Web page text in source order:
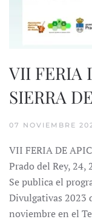
VII FERIA
SIERRA
07 NOVIEMBRE
VII FERIA DE
Prado del Rey, 24,
Se publica el
Divulgativas 2023
noviembre en el